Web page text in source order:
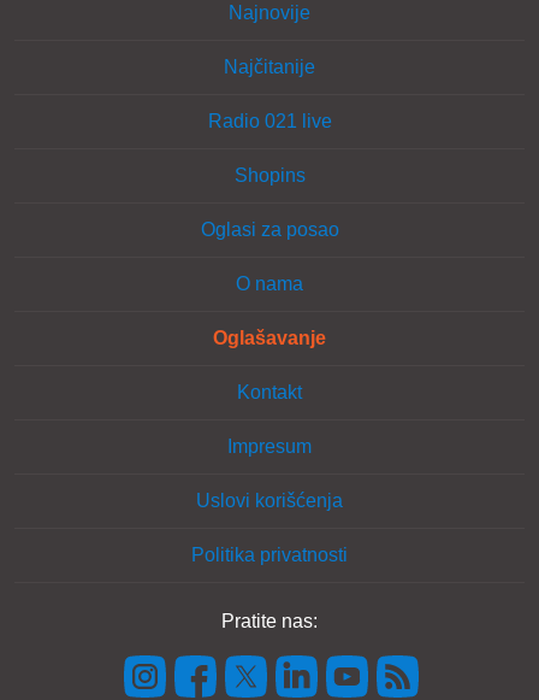
Najnovije
Najčitanije
Radio 021 live
Shopins
Oglasi za posao
O nama
Oglašavanje
Kontakt
Impresum
Uslovi korišćenja
Politika privatnosti
Pratite nas: